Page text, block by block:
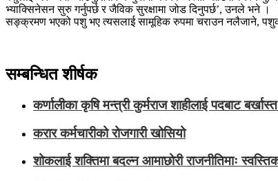
भ्याक्सिनेसन सुरु गर्नुपर्छ र जैविक सुरक्षामा जोड दिनुपर्छ’, उनले भने ।
सङ्क्रमण भएको पशु भए त्यसलाई सामूहिक रुपमा चराउन नलैजाने,
सम्बन्धित शीर्षक
कर्णालीका कृषि मन्त्री कुर्मराज शाहीलाई पदबाट
करार कर्मचारीको रोजगारी खोसियो
शोकलाई शक्तिमा बदल्न आमाछोरी राजनीतिमाः